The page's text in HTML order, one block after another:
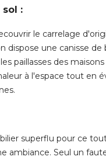
sol :
le carrelage
dispose une canisse
paillasses des
à l'espace tout en
superflu pour ce
ambiance. Seul un